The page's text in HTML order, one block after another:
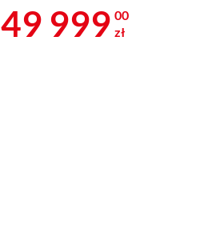
Cena 49 999
49 999 00
zł